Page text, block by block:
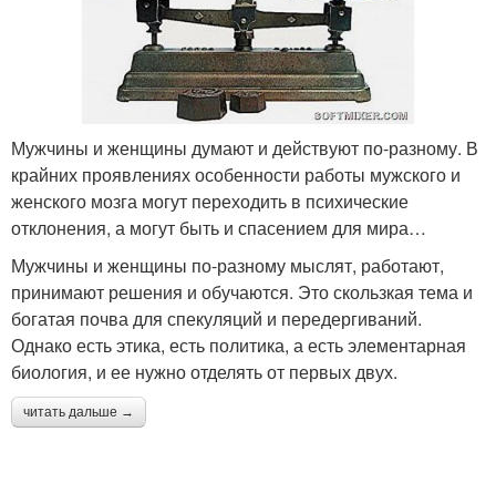
Мужчины и женщины думают и действуют по-разному. В
крайних проявлениях особенности работы мужского и
женского мозга могут переходить в психические
отклонения, а могут быть и спасением для мира…
Мужчины и женщины по-разному мыслят, работают,
принимают решения и обучаются. Это скользкая тема и
богатая почва для спекуляций и передергиваний.
Однако есть этика, есть политика, а есть элементарная
биология, и ее нужно отделять от первых двух.
читать дальше →